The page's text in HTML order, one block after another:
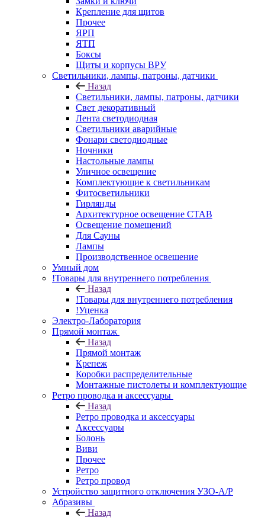
Крепление для щитов
Прочее
ЯРП
ЯТП
Боксы
Щиты и корпусы ВРУ
Светильники, лампы, патроны, датчики
Назад
Светильники, лампы, патроны, датчики
Свет декоративный
Лента светодиодная
Светильники аварийные
Фонари светодиодные
Ночники
Настольные лампы
Уличное освещение
Комплектующие к светильникам
Фитосветильники
Гирлянды
Архитектурное освещение СТАВ
Освещение помещений
Для Сауны
Лампы
Производственное освешение
Умный дом
!Товары для внутреннего потребления
Назад
!Товары для внутреннего потребления
!Уценка
Электро-Лаборатория
Прямой монтаж
Назад
Прямой монтаж
Крепеж
Коробки распределительные
Монтажные пистолеты и комплектующие
Ретро проводка и аксессуары
Назад
Ретро проводка и аксессуары
Аксессуары
Болонь
Виви
Прочее
Ретро
Ретро провод
Устройство защитного отключения УЗО-А/Р
Абразивы
Назад